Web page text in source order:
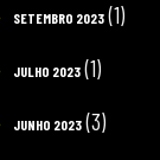
SETEMBRO 2023 (1)
JULHO 2023 (1)
JUNHO 2023 (3)